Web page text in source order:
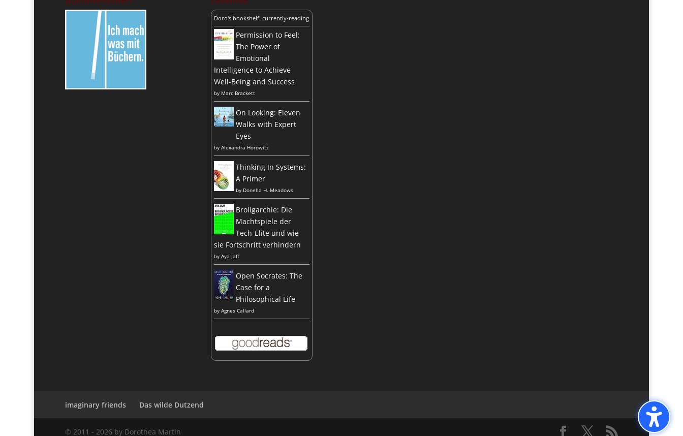
Doro's bookshelf: currently-reading
Permission to Feel:
The Power of
Emotional
Intelligence to Achieve
Well-Being and Success
by Marc Brackett
On Looking: Eleven
Walks with Expert
Eyes
by Alexandra Horowitz
Thinking In Systems:
A Primer
by Donella H. Meadows
Broligarchie: Die
Machtspiele der
Tech-Elite und wie
sie Fortschritt verhindern
by Aya Jaff
Open Socrates: The
Case for a
Philosophical Life
by Agnes Callard
imaginary friends Das wilde Dutzend
© 2011 - 2026 by Dorothea Martin